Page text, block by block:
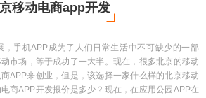
移动电商app开发
，手机APP成为了人们日常生活中不可缺少的一部
市场，等于成功了一大半。现在，很多北京的移动
APP来创业，但是，该选择一家什么样的北京移动
商APP开发报价是多少？现在，在应用公园APP在